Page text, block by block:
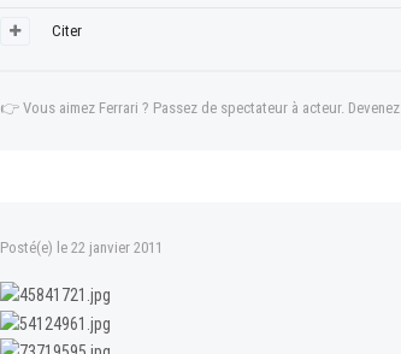
Citer
👉 Vous aimez Ferrari ? Passez de spectateur à acteur. Devenez
Posté(e) le 22 janvier 2011